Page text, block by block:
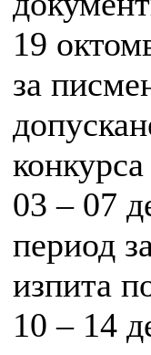
19
за
конкурса
03 – 07
период
изпита
10 – 14